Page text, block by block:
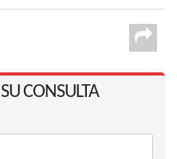
CONSULTA